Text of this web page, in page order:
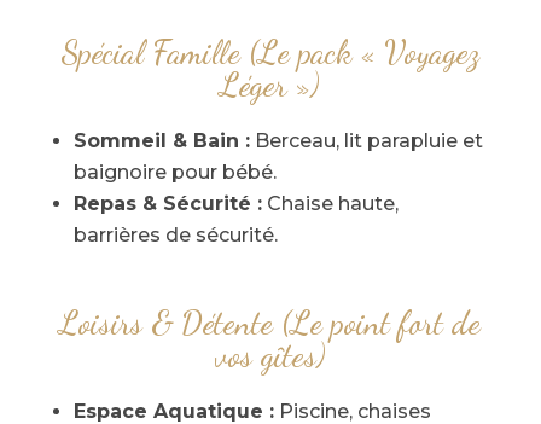
Spécial Famille (Le pack « Voyagez
Léger »)
Sommeil & Bain :Berceau, lit parapluie et
baignoire pour bébé.
Repas & Sécurité :Chaise haute,
barrières de sécurité.
Loisirs & Détente (Le point fort de
vos gîtes)
Espace Aquatique :Piscine, chaises